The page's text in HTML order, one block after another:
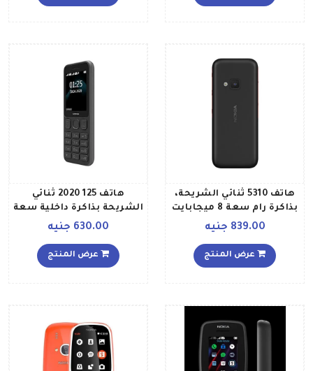
هاتف 5310 ثنائي الشريحة،
بذاكرة رام سعة 8 ميجابايت
لون أسود أحمر
839.00 جنيه
عرض المنتج
هاتف 125 2020 ثنائي
الشريحة بذاكرة داخلية سعة
630.00 جنيه
عرض المنتج